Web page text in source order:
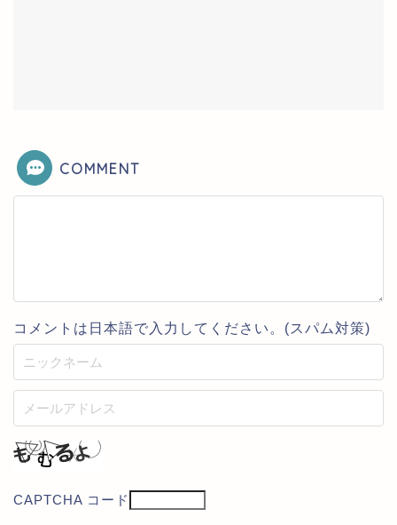
COMMENT
コメントは日本語で入力してください。(スパム対策)
CAPTCHA コード